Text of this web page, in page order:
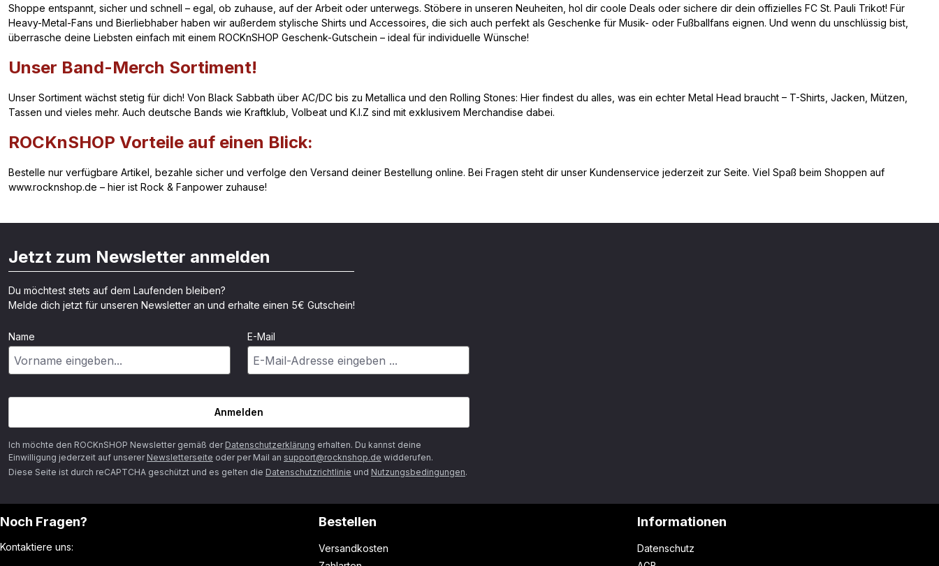
Shoppe entspannt, sicher und schnell – egal, ob zuhause, auf der Arbeit oder unterwegs. Stöbere in unseren Neuheiten, hol dir coole Deals oder sichere dir dein offizielles FC St. Pauli Trikot! Für
Heavy-Metal-Fans und Bierliebhaber haben wir außerdem stylische Shirts und Accessoires, die sich auch perfekt als Geschenke für Musik- oder Fußballfans eignen. Und wenn du unschlüssig bist,
überrasche deine Liebsten einfach mit einem ROCKnSHOP Geschenk-Gutschein – ideal für individuelle Wünsche!
Unser Band-Merch Sortiment!
Unser Sortiment wächst stetig für dich! Von Black Sabbath über AC/DC bis zu Metallica und den Rolling Stones: Hier findest du alles, was ein echter Metal Head braucht – T-Shirts, Jacken, Mützen,
Tassen und vieles mehr. Auch deutsche Bands wie Kraftklub, Volbeat und K.I.Z sind mit exklusivem Merchandise dabei.
ROCKnSHOP Vorteile auf einen Blick:
Bestelle nur verfügbare Artikel, bezahle sicher und verfolge den Versand deiner Bestellung online. Bei Fragen steht dir unser Kundenservice jederzeit zur Seite. Viel Spaß beim Shoppen auf
www.rocknshop.de – hier ist Rock & Fanpower zuhause!
Jetzt zum Newsletter anmelden
Du möchtest stets auf dem Laufenden bleiben?
Melde dich jetzt für unseren Newsletter an und erhalte einen 5€ Gutschein!
Name E-Mail
Anmelden
Ich möchte den ROCKnSHOP Newsletter gemäß der Datenschutzerklärung erhalten. Du kannst deine
Einwilligung jederzeit auf unserer Newsletterseite oder per Mail an support@rocknshop.de widderufen.
Diese Seite ist durch reCAPTCHA geschützt und es gelten die Datenschutzrichtlinie und Nutzungsbedingungen.
Noch Fragen?
Kontaktiere uns:
Bestellen
Versandkosten
Informationen
Datenschutz